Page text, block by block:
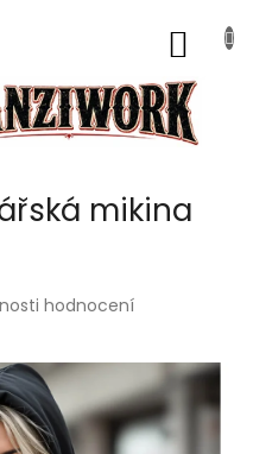
mikina
hodnocení